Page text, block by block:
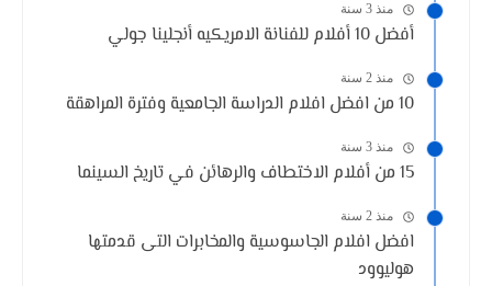
منذ 3 سنة
أفضل 10 أفلام للفنانة الامريكيه أنجلينا جولي
منذ 2 سنة
10 من افضل افلام الدراسة الجامعية وفترة المراهقة
منذ 3 سنة
15 من أفلام الاختطاف والرهائن في تاريخ السينما
منذ 2 سنة
افضل افلام الجاسوسية والمخابرات التى قدمتها
هوليوود